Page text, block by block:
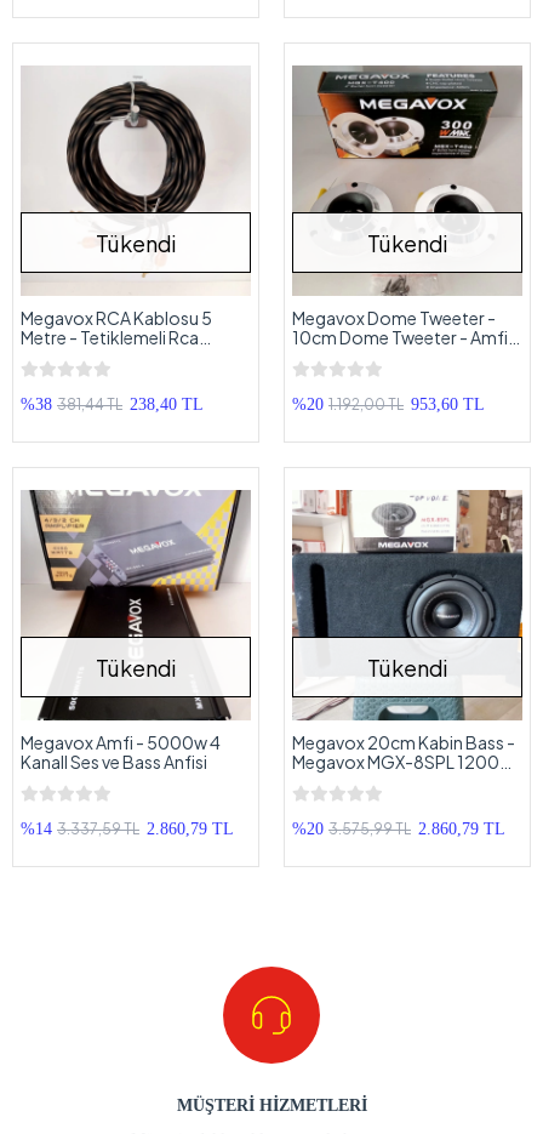
Tükendi
Megavox RCA Kablosu 5
Metre - Tetiklemeli Rca
Kablosu - Her Araca Uyar
%38 381,44 TL 238,40 TL
Tükendi
Megavox Dome Tweeter -
10cm Dome Tweeter - Amfi
Uyumlu
%20 1.192,00 TL 953,60 TL
Tükendi
Megavox Amfi - 5000w 4
Kanall Ses ve Bass Anfisi
%14 3.337,59 TL 2.860,79 TL
Tükendi
Megavox 20cm Kabin Bass -
Megavox MGX-8SPL 1200w
200Rms Subwoofer
%20 3.575,99 TL 2.860,79 TL
MÜŞTERİ HİZMETLERİ